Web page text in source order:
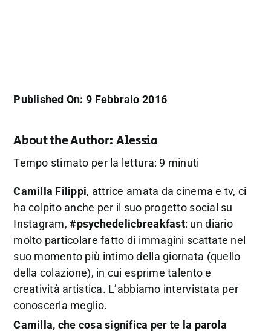
Published On: 9 Febbraio 2016
About the Author: Alessia
Tempo stimato per la lettura: 9 minuti
Camilla Filippi, attrice amata da cinema e tv, ci
ha colpito anche per il suo progetto social su
Instagram,#psychedelicbreakfast: un diario
molto particolare fatto di immagini scattate nel
suo momento più intimo della giornata (quello
della colazione), in cui esprime talento e
creatività artistica. L’abbiamo intervistata per
conoscerla meglio.
Camilla, che cosa significa per te la parola